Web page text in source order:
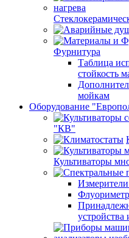
Фурнитура
Таблица
стойкость
мойкам
Оборудование
"КВ"
Культиваторы